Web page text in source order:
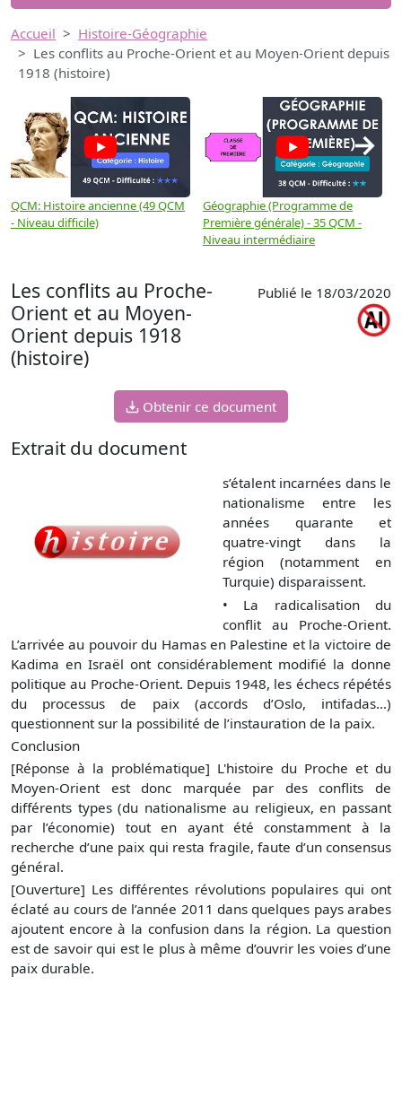
Accueil
Histoire-Géographie
Les conflits au Proche-Orient et au Moyen-Orient depuis
1918 (histoire)
QCM: Histoire ancienne (49 QCM
- Niveau difficile)
Géographie (Programme de
Première générale) - 35 QCM -
Niveau intermédiaire
→
Les conflits au Proche-
Orient et au Moyen-
Orient depuis 1918
(histoire)
Publié le 18/03/2020
Obtenir ce document
Extrait du document
s’étalent incarnées dans le
nationalisme entre les
années quarante et
quatre-vingt dans la
région (notamment en
Turquie) disparaissent.
• La radicalisation du
conflit au Proche-Orient.
L’arrivée au pouvoir du Hamas en Palestine et la victoire de
Kadima en Israël ont considérablement modifié la donne
politique au Proche-Orient. Depuis 1948, les échecs répétés
du processus de paix (accords d’Oslo, intifadas...)
questionnent sur la possibilité de l’instauration de la paix.
Conclusion
[Réponse à la problématique] L'histoire du Proche et du
Moyen-Orient est donc marquée par des conflits de
différents types (du nationalisme au religieux, en passant
par l’économie) tout en ayant été constamment à la
recherche d’une paix qui resta fragile, faute d’un consensus
général.
[Ouverture] Les différentes révolutions populaires qui ont
éclaté au cours de l’année 2011 dans quelques pays arabes
ajoutent encore à la confusion dans la région. La question
est de savoir qui est le plus à même d’ouvrir les voies d’une
paix durable.